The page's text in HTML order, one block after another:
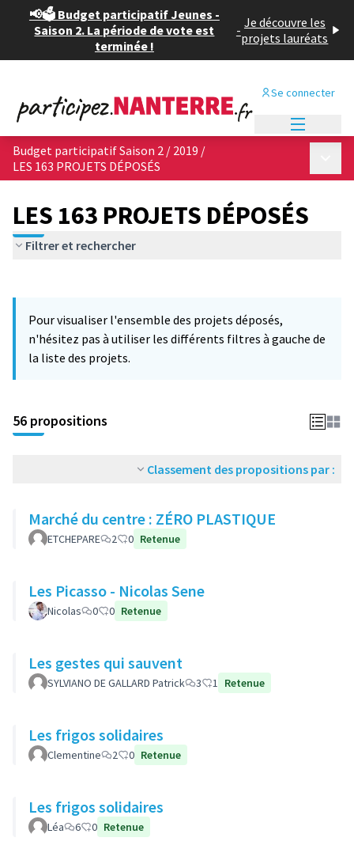
📢🗳️ Budget participatif Jeunes -
Saison 2. La période de vote est
terminée !
- Je découvre les
projets lauréats
Se connecter
Budget participatif Saison 2 / 2019 /
LES 163 PROJETS DÉPOSÉS
LES 163 PROJETS DÉPOSÉS
Filtrer et rechercher
−
Pour visualiser l'ensemble des projets déposés,
n'hésitez pas à utiliser les différents filtres à gauche de
la liste des projets.
56 propositions
Classement des propositions par :
Marché du centre : ZÉRO PLASTIQUE
ETCHEPARE 2 0 Retenue
Les Picasso - Nicolas Sene
Nicolas 0 0 Retenue
Les gestes qui sauvent
SYLVIANO DE GALLARD Patrick 3 1 Retenue
Les frigos solidaires
Clementine 2 0 Retenue
Les frigos solidaires
Léa 6 0 Retenue